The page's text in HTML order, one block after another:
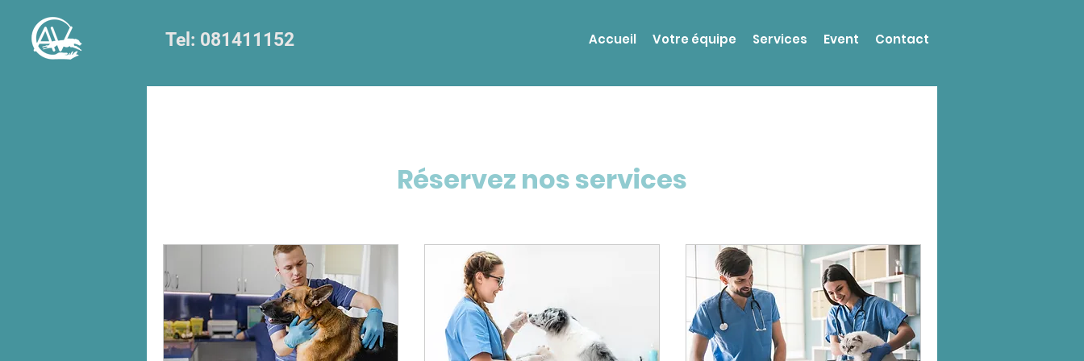
Tel: 081411152 Accueil Votre équipe Services Event Contact
Réservez nos services